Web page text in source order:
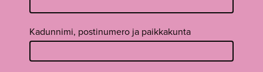
Kadunnimi, postinumero ja paikkakunta